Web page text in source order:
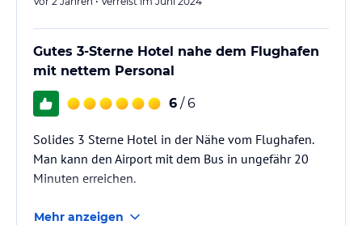
Gutes 3-Sterne Hotel nahe dem Flughafen
mit nettem Personal
6 / 6
Solides 3 Sterne Hotel in der Nähe vom Flughafen.
Man kann den Airport mit dem Bus in ungefähr 20
Minuten erreichen.
Mehr anzeigen